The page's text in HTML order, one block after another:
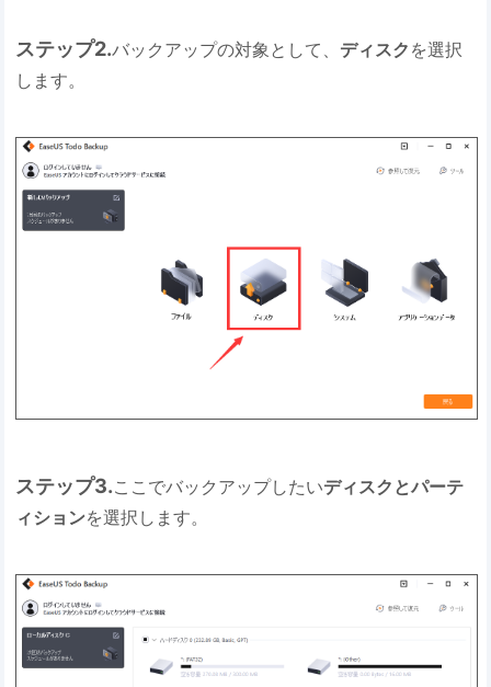
ステップ2.バックアップの対象として、 ディスク を選択
します。
ステップ3.ここでバックアップしたいディスクとパーテ
ィションを選択します。